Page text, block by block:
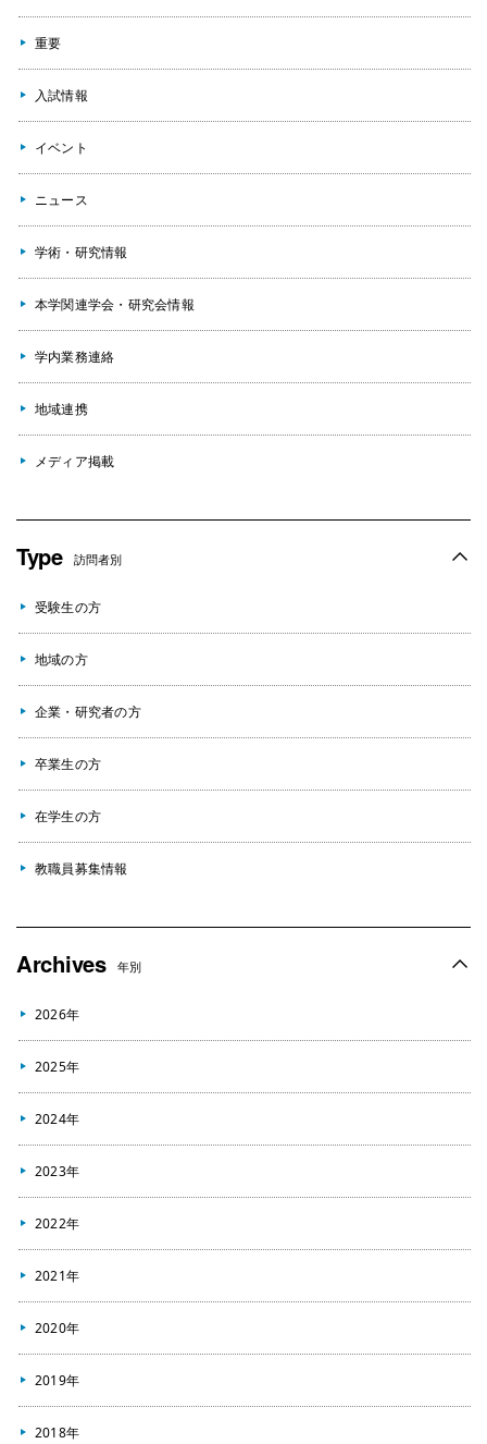
重要
入試情報
イベント
ニュース
学術・研究情報
本学関連学会・研究会情報
学内業務連絡
地域連携
メディア掲載
Type 訪問者別
受験生の方
地域の方
企業・研究者の方
卒業生の方
在学生の方
教職員募集情報
Archives 年別
2026年
2025年
2024年
2023年
2022年
2021年
2020年
2019年
2018年